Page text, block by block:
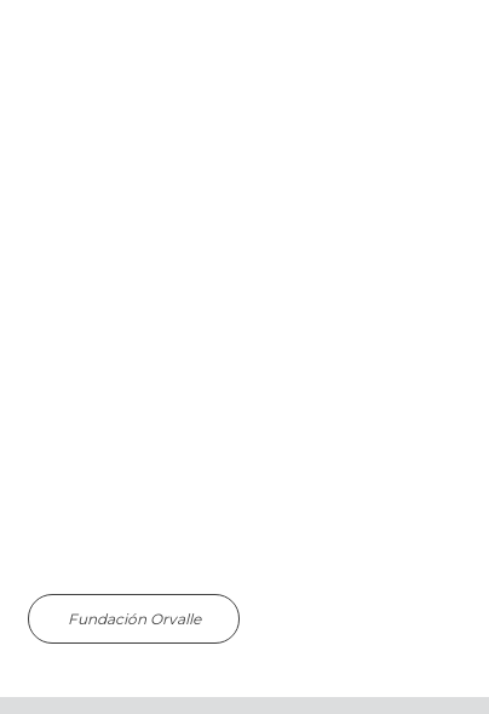
Fundación Orvalle